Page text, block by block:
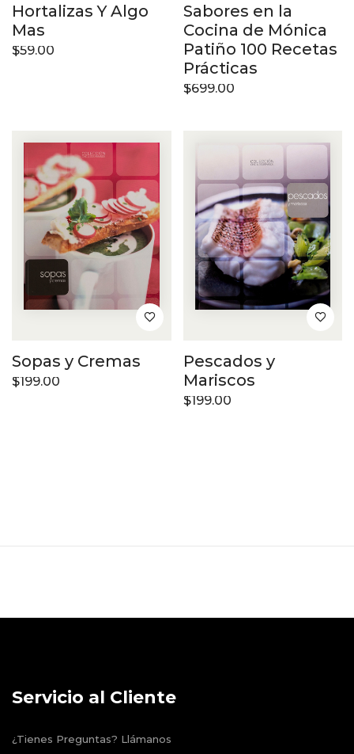
Hortalizas Y Algo
Mas
$59.00
Sabores en la
Cocina de Mónica
Patiño 100 Recetas
Prácticas
$699.00
Sopas y Cremas
$199.00
Pescados y
Mariscos
$199.00
Servicio al Cliente
¿Tienes Preguntas? Llámanos